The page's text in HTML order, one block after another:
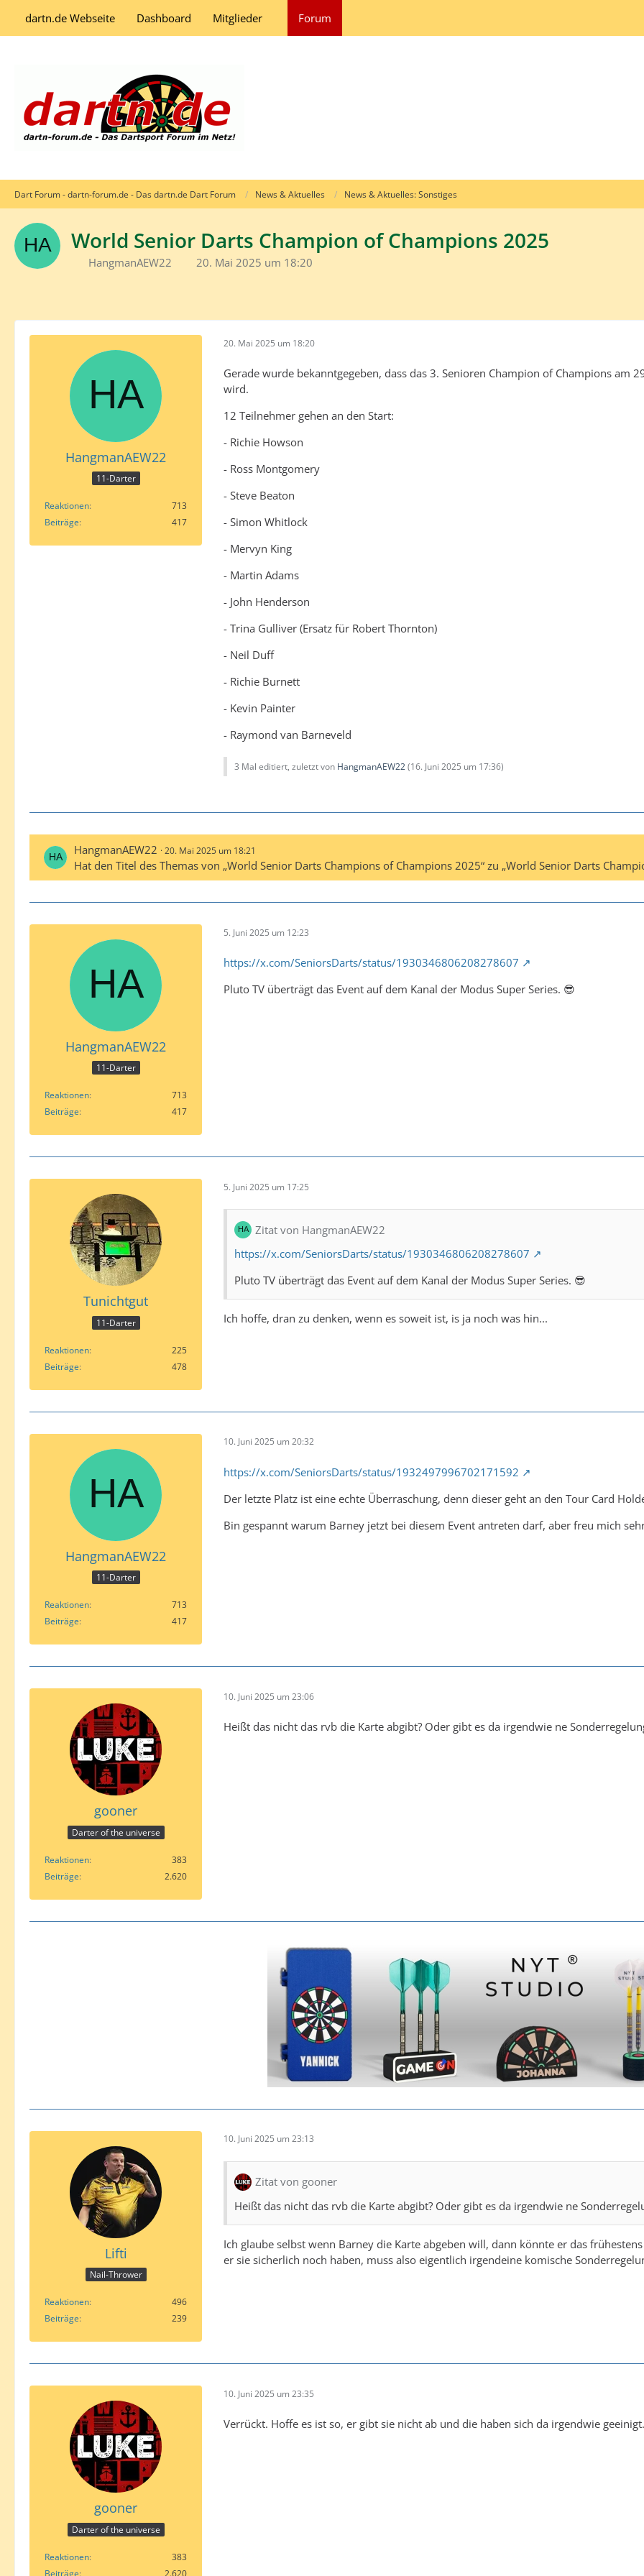
dartn.de Webseite Dashboard Mitglieder Forum
Dart Forum - dartn-forum.de - Das dartn.de Dart Forum News & Aktuelles News & Aktuelles: Sonstiges
World Senior Darts Champion of Champions 2025
HangmanAEW22 20. Mai 2025 um 18:20
HangmanAEW22
11-Darter
Reaktionen
713
Beiträge
417
20. Mai 2025 um 18:20
Gerade wurde bekanntgegeben, dass das 3. Senioren Champion of Champions
wird.
12 Teilnehmer gehen an den Start:
- Richie Howson
- Ross Montgomery
- Steve Beaton
- Simon Whitlock
- Mervyn King
- Martin Adams
- John Henderson
- Trina Gulliver (Ersatz für Robert Thornton)
- Neil Duff
- Richie Burnett
- Kevin Painter
- Raymond van Barneveld
3 Mal editiert, zuletzt von HangmanAEW22(16. Juni 2025 um 17:36)
HangmanAEW22 20. Mai 2025 um 18:21
Hat den Titel des Themas von „World Senior Darts Champions of Champions 2025“ zu „World Senior Darts
HangmanAEW22
11-Darter
Reaktionen
713
Beiträge
417
5. Juni 2025 um 12:23
https://x.com/SeniorsDarts/status/1930346806208278607
Pluto TV überträgt das Event auf dem Kanal der Modus Super Series. 😎
Tunichtgut
11-Darter
Reaktionen
225
Beiträge
478
5. Juni 2025 um 17:25
Zitat von HangmanAEW22
https://x.com/SeniorsDarts/status/1930346806208278607
Pluto TV überträgt das Event auf dem Kanal der Modus Super Series. 😎
Ich hoffe, dran zu denken, wenn es soweit ist, is ja noch was hin...
HangmanAEW22
11-Darter
Reaktionen
713
Beiträge
417
10. Juni 2025 um 20:32
https://x.com/SeniorsDarts/status/1932497996702171592
Der letzte Platz ist eine echte Überraschung, denn dieser geht an den Tour Card
Bin gespannt warum Barney jetzt bei diesem Event antreten darf, aber freu mich
gooner
Darter of the universe
Reaktionen
383
Beiträge
2.620
10. Juni 2025 um 23:06
Heißt das nicht das rvb die Karte abgibt? Oder gibt es da irgendwie ne
Lifti
Nail-Thrower
Reaktionen
496
Beiträge
239
10. Juni 2025 um 23:13
Zitat von gooner
Heißt das nicht das rvb die Karte abgibt? Oder gibt es da irgendwie ne
Ich glaube selbst wenn Barney die Karte abgeben will, dann könnte er das
er sie sicherlich noch haben, muss also eigentlich irgendeine komische
gooner
Darter of the universe
Reaktionen
383
Beiträge
2.620
10. Juni 2025 um 23:35
Verrückt. Hoffe es ist so, er gibt sie nicht ab und die haben sich da irgendwie